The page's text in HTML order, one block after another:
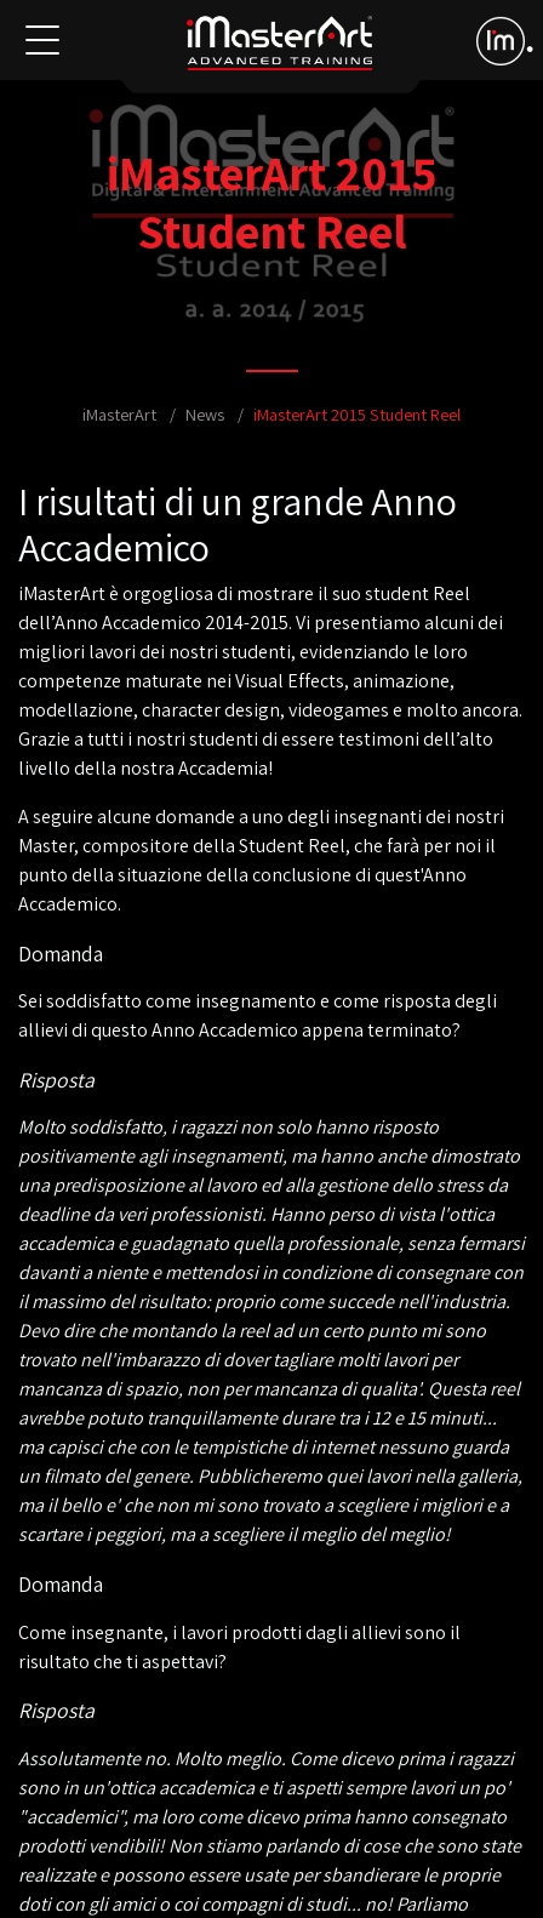
iMasterArt 2015
Student Reel
iMasterArt News iMasterArt 2015 Student Reel
I risultati di un grande Anno
Accademico
iMasterArt è orgogliosa di mostrare il suo student Reel
dell’Anno Accademico 2014-2015. Vi presentiamo alcuni dei
migliori lavori dei nostri studenti, evidenziando le loro
competenze maturate nei Visual Effects, animazione,
modellazione, character design, videogames e molto ancora.
Grazie a tutti i nostri studenti di essere testimoni dell’alto
livello della nostra Accademia!
A seguire alcune domande a uno degli insegnanti dei nostri
Master, compositore della Student Reel, che farà per noi il
punto della situazione della conclusione di quest'Anno
Accademico.
Domanda
Sei soddisfatto come insegnamento e come risposta degli
allievi di questo Anno Accademico appena terminato?
Risposta
Molto soddisfatto, i ragazzi non solo hanno risposto
positivamente agli insegnamenti, ma hanno anche dimostrato
una predisposizione al lavoro ed alla gestione dello stress da
deadline da veri professionisti. Hanno perso di vista l'ottica
accademica e guadagnato quella professionale, senza fermarsi
davanti a niente e mettendosi in condizione di consegnare con
il massimo del risultato: proprio come succede nell'industria.
Devo dire che montando la reel ad un certo punto mi sono
trovato nell'imbarazzo di dover tagliare molti lavori per
mancanza di spazio, non per mancanza di qualita'. Questa reel
avrebbe potuto tranquillamente durare tra i 12 e 15 minuti...
ma capisci che con le tempistiche di internet nessuno guarda
un filmato del genere. Pubblicheremo quei lavori nella galleria,
ma il bello e' che non mi sono trovato a scegliere i migliori e a
scartare i peggiori, ma a scegliere il meglio del meglio!
Domanda
Come insegnante, i lavori prodotti dagli allievi sono il
risultato che ti aspettavi?
Risposta
Assolutamente no. Molto meglio. Come dicevo prima i ragazzi
sono in un'ottica accademica e ti aspetti sempre lavori un po'
"accademici", ma loro come dicevo prima hanno consegnato
prodotti vendibili! Non stiamo parlando di cose che sono state
realizzate e possono essere usate per sbandierare le proprie
doti con gli amici o coi compagni di studi... no! Parliamo